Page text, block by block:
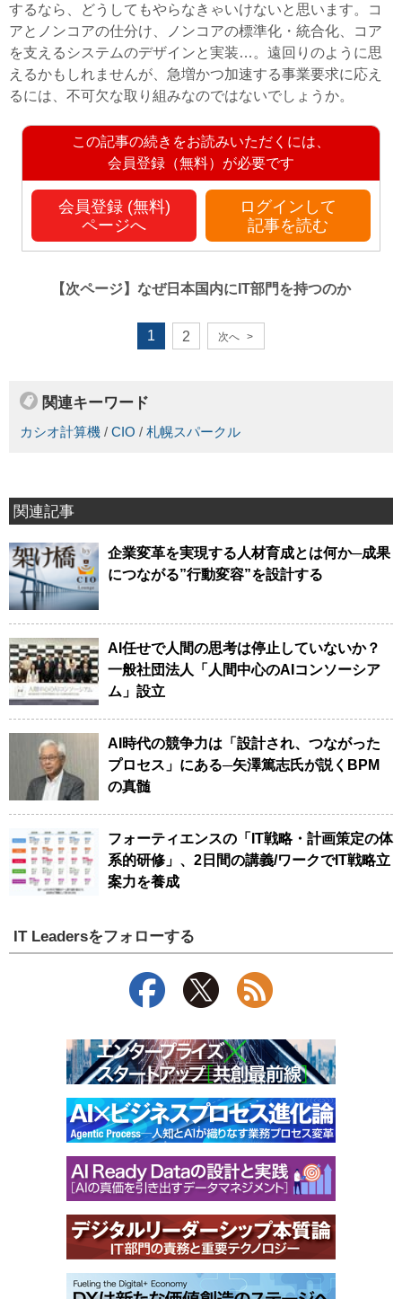
するなら、どうしてもやらなきゃいけないと思います。コ
アとノンコアの仕分け、ノンコアの標準化・統合化、コア
を支えるシステムのデザインと実装…。遠回りのように思
えるかもしれませんが、急増かつ加速する事業要求に応え
るには、不可欠な取り組みなのではないでしょうか。
この記事の続きをお読みいただくには、
会員登録（無料）が必要です
会員登録 (無料)
ページへ
ログインして
記事を読む
【次ページ】 なぜ日本国内にIT部門を持つのか
1 2 次へ >
関連キーワード
カシオ計算機 / CIO / 札幌スパークル
関連記事
企業変革を実現する人材育成とは何か─成果
につながる”行動変容”を設計する
AI任せで人間の思考は停止していないか？
一般社団法人「人間中心のAIコンソーシア
ム」設立
AI時代の競争力は「設計され、つながった
プロセス」にある─矢澤篤志氏が説くBPM
の真髄
フォーティエンスの「IT戦略・計画策定の体
系的研修」、2日間の講義/ワークでIT戦略立
案力を養成
IT Leadersをフォローする